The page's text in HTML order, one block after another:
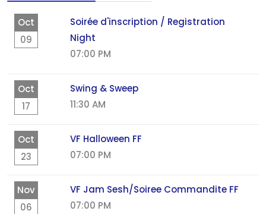
Oct
09
Soirée d'inscription / Registration
Night
07:00 PM
Oct
17
Swing & Sweep
11:30 AM
Oct
23
VF Halloween FF
07:00 PM
Nov
06
VF Jam Sesh/Soiree Commandite FF
07:00 PM